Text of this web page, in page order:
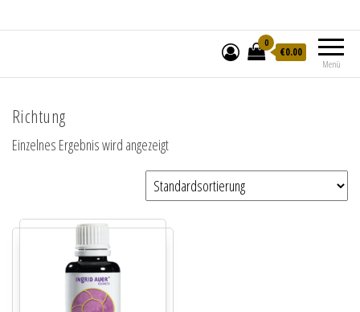
Menü
0
€0.00
Richtung
Einzelnes Ergebnis wird angezeigt